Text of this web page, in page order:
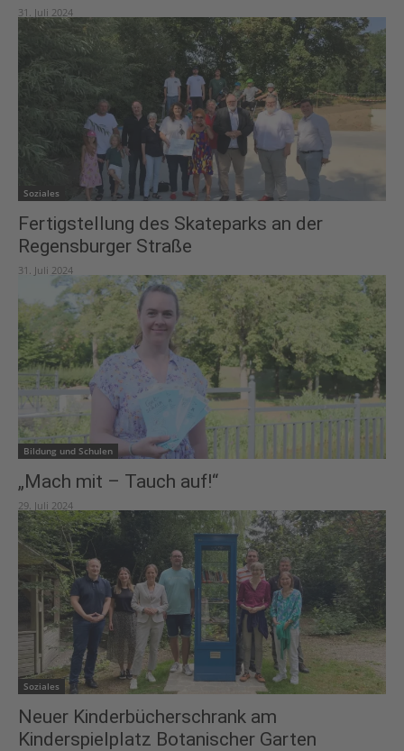
31. Juli 2024
Soziales
Fertigstellung des Skateparks an der
Regensburger Straße
31. Juli 2024
Bildung und Schulen
„Mach mit – Tauch auf!“
29. Juli 2024
Soziales
Neuer Kinderbücherschrank am
Kinderspielplatz Botanischer Garten